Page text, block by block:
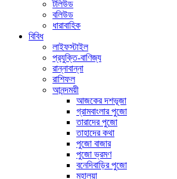
টলিউড
বলিউড
ধারাবাহিক
বিবিধ
লাইফস্টাইল
প্রযুক্তি-বাণিজ্য
রান্নাবান্না
রাশিফল
আনন্দময়ী
আজকের দশভূজা
গ্রামবাংলার পুজো
তারাদের পুজো
তাহাদের কথা
পুজো বাজার
পুজো ভ্রমণ
বনেদিবাড়ির পুজো
মহালয়া